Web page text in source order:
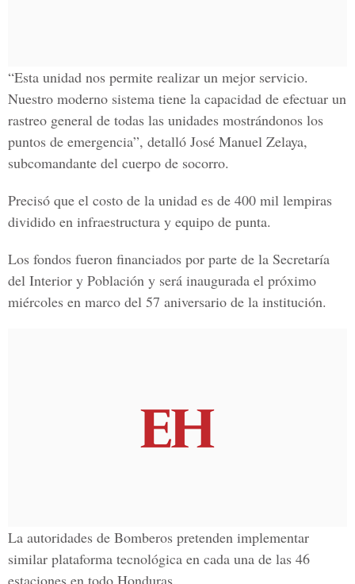
“Esta unidad nos permite realizar un mejor servicio.
Nuestro moderno sistema tiene la capacidad de efectuar un
rastreo general de todas las unidades mostrándonos los
puntos de emergencia”, detalló José Manuel Zelaya,
subcomandante del cuerpo de socorro.
Precisó que el costo de la unidad es de 400 mil lempiras
dividido en infraestructura y equipo de punta.
Los fondos fueron financiados por parte de la Secretaría
del Interior y Población y será inaugurada el próximo
miércoles en marco del 57 aniversario de la institución.
La autoridades de Bomberos pretenden implementar
similar plataforma tecnológica en cada una de las 46
estaciones en todo Honduras.